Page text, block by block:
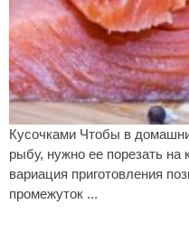
Кусочками Чтобы в
рыбу, нужно ее порезать на
вариация приготовления
промежуток ...